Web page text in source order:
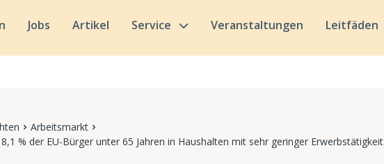
Jobs Artikel Service Veranstaltungen Leitfäden
Arbeitsmarkt
% der EU-Bürger unter 65 Jahren in Haushalten mit sehr geringer Erwerbstätigkeit